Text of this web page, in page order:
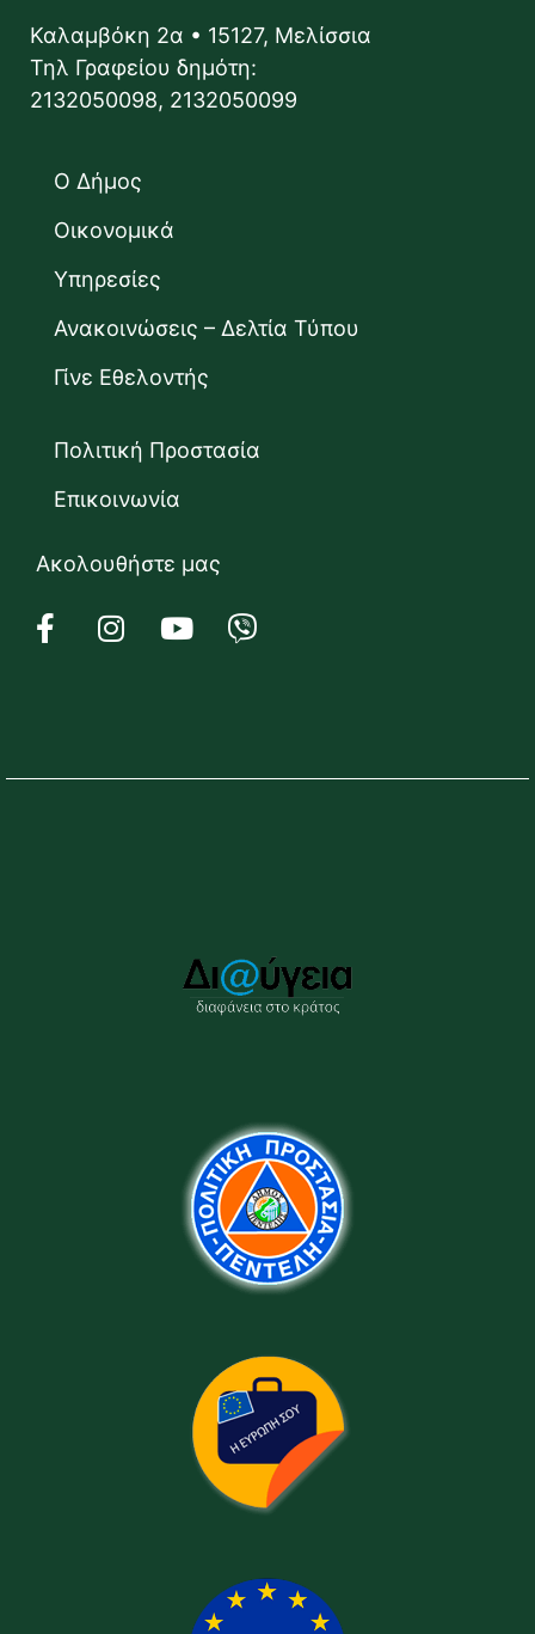
Καλαμβόκη 2α • 15127, Μελίσσια
Τηλ Γραφείου δημότη:
2132050098, 2132050099
Ο Δήμος
Οικονομικά
Υπηρεσίες
Ανακοινώσεις – Δελτία Τύπου
Γίνε Εθελοντής
Πολιτική Προστασία
Επικοινωνία
Ακολουθήστε μας